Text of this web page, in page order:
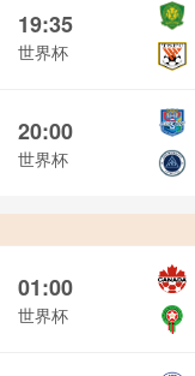
19:35
世界杯
20:00
世界杯
01:00
世界杯